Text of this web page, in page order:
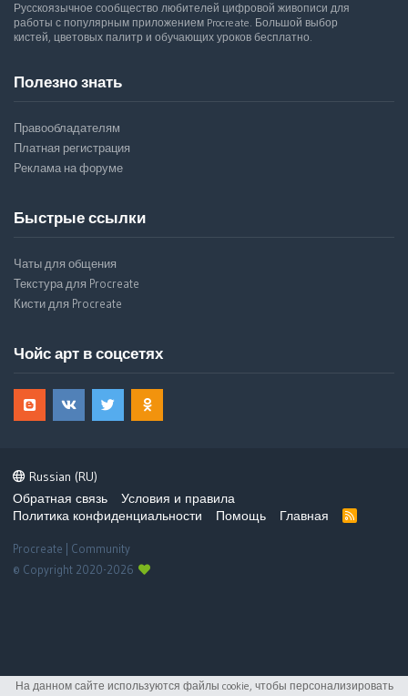
Русскоязычное сообщество любителей цифровой живописи для
работы с популярным приложением Procreate. Большой выбор
кистей, цветовых палитр и обучающих уроков бесплатно.
Полезно знать
Правообладателям
Платная регистрация
Реклама на форуме
Быстрые ссылки
Чаты для общения
Текстура для Procreate
Кисти для Procreate
Чойс арт в соцсетях
Russian (RU)
Обратная связь
Условия и правила
Политика конфиденциальности
Помощь Главная
R
Procreate | Community
© Copyright 2020-2026
На данном сайте используются файлы cookie, чтобы персонализировать